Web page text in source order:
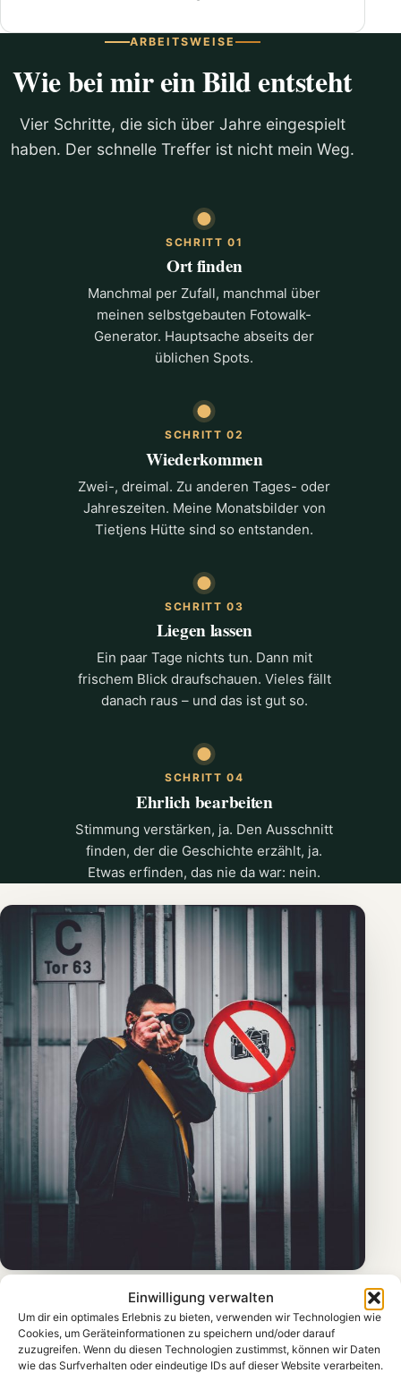
Einwilligung verwalten
Um dir ein optimales Erlebnis zu bieten, verwenden wir Technologien wie
Cookies, um Geräteinformationen zu speichern und/oder darauf
zuzugreifen. Wenn du diesen Technologien zustimmst, können wir Daten
wie das Surfverhalten oder eindeutige IDs auf dieser Website verarbeiten.
ARBEITSWEISE
Wie bei mir ein Bild entsteht
Vier Schritte, die sich über Jahre eingespielt
haben. Der schnelle Treffer ist nicht mein Weg.
SCHRITT 01
Ort finden
Manchmal per Zufall, manchmal über
meinen selbstgebauten Fotowalk-
Generator. Hauptsache abseits der
üblichen Spots.
SCHRITT 02
Wiederkommen
Zwei-, dreimal. Zu anderen Tages- oder
Jahreszeiten. Meine Monatsbilder von
Tietjens Hütte sind so entstanden.
SCHRITT 03
Liegen lassen
Ein paar Tage nichts tun. Dann mit
frischem Blick draufschauen. Vieles fällt
danach raus – und das ist gut so.
SCHRITT 04
Ehrlich bearbeiten
Stimmung verstärken, ja. Den Ausschnitt
finden, der die Geschichte erzählt, ja.
Etwas erfinden, das nie da war: nein.
Moin, ich bin Matthias